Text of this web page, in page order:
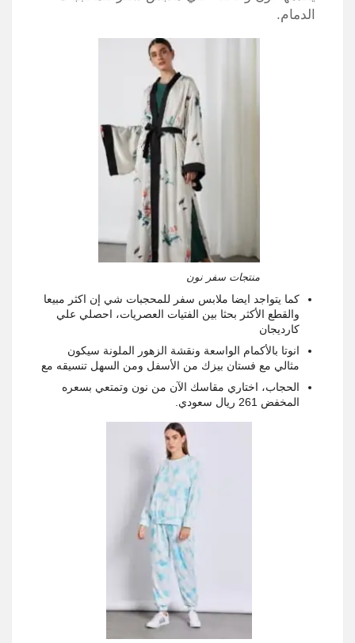
الدمام.
منتجات سفر نون
كما يتواجد ايضا ملابس سفر للمحجبات شي إن اكثر مبيعا
والقطع الأكثر بحثا بين الفتيات العصريات، احصلي علي
كارديجان
انوتا بالأكمام الواسعة ونقشة الزهور الملونة سيكون
مثالي مع فستان بيزك من الأسفل ومن السهل تنسيقه مع
الحجاب، اختاري مقاسك الآن من نون وتمتعي بسعره
المخفض 261 ريال سعودي.